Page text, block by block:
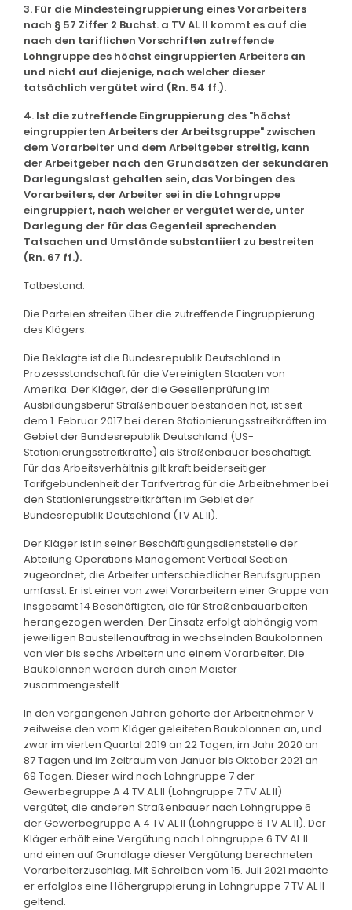
3. Für die Mindesteingruppierung eines Vorarbeiters
nach § 57 Ziffer 2 Buchst. a TV AL II kommt es auf die
nach den tariflichen Vorschriften zutreffende
Lohngruppe des höchst eingruppierten Arbeiters an
und nicht auf diejenige, nach welcher dieser
tatsächlich vergütet wird (Rn. 54 ff.).
4. Ist die zutreffende Eingruppierung des "höchst
eingruppierten Arbeiters der Arbeitsgruppe" zwischen
dem Vorarbeiter und dem Arbeitgeber streitig, kann
der Arbeitgeber nach den Grundsätzen der sekundären
Darlegungslast gehalten sein, das Vorbingen des
Vorarbeiters, der Arbeiter sei in die Lohngruppe
eingruppiert, nach welcher er vergütet werde, unter
Darlegung der für das Gegenteil sprechenden
Tatsachen und Umstände substantiiert zu bestreiten
(Rn. 67 ff.).
Tatbestand:
Die Parteien streiten über die zutreffende Eingruppierung
des Klägers.
Die Beklagte ist die Bundesrepublik Deutschland in
Prozessstandschaft für die Vereinigten Staaten von
Amerika. Der Kläger, der die Gesellenprüfung im
Ausbildungsberuf Straßenbauer bestanden hat, ist seit
dem 1. Februar 2017 bei deren Stationierungsstreitkräften im
Gebiet der Bundesrepublik Deutschland (US-
Stationierungsstreitkräfte) als Straßenbauer beschäftigt.
Für das Arbeitsverhältnis gilt kraft beiderseitiger
Tarifgebundenheit der Tarifvertrag für die Arbeitnehmer bei
den Stationierungsstreitkräften im Gebiet der
Bundesrepublik Deutschland (TV AL II).
Der Kläger ist in seiner Beschäftigungsdienststelle der
Abteilung Operations Management Vertical Section
zugeordnet, die Arbeiter unterschiedlicher Berufsgruppen
umfasst. Er ist einer von zwei Vorarbeitern einer Gruppe von
insgesamt 14 Beschäftigten, die für Straßenbauarbeiten
herangezogen werden. Der Einsatz erfolgt abhängig vom
jeweiligen Baustellenauftrag in wechselnden Baukolonnen
von vier bis sechs Arbeitern und einem Vorarbeiter. Die
Baukolonnen werden durch einen Meister
zusammengestellt.
In den vergangenen Jahren gehörte der Arbeitnehmer V
zeitweise den vom Kläger geleiteten Baukolonnen an, und
zwar im vierten Quartal 2019 an 22 Tagen, im Jahr 2020 an
87 Tagen und im Zeitraum von Januar bis Oktober 2021 an
69 Tagen. Dieser wird nach Lohngruppe 7 der
Gewerbegruppe A 4 TV AL II (Lohngruppe 7 TV AL II)
vergütet, die anderen Straßenbauer nach Lohngruppe 6
der Gewerbegruppe A 4 TV AL II (Lohngruppe 6 TV AL II). Der
Kläger erhält eine Vergütung nach Lohngruppe 6 TV AL II
und einen auf Grundlage dieser Vergütung berechneten
Vorarbeiterzuschlag. Mit Schreiben vom 15. Juli 2021 machte
er erfolglos eine Höhergruppierung in Lohngruppe 7 TV AL II
geltend.